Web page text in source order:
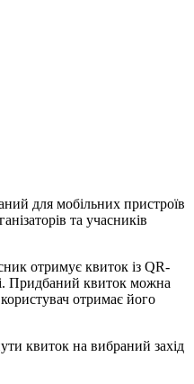
для мобільних пристроїв
та учасників
отримує квиток із QR-
Придбаний квиток можна
отримає його
квиток на вибраний захід